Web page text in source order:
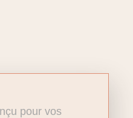
pour vos